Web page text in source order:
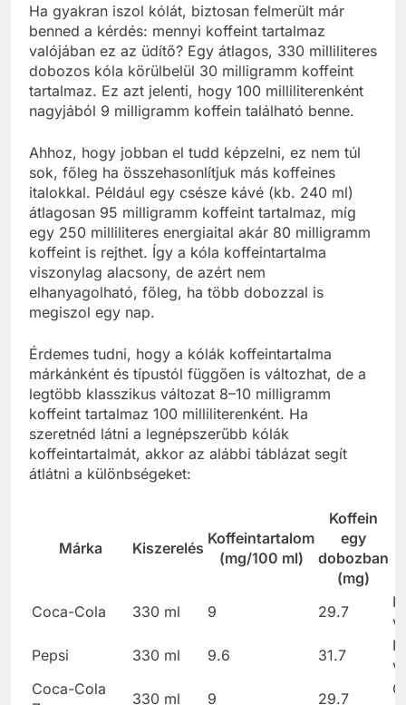
Ha gyakran iszol kólát, biztosan felmerült már
benned a kérdés: mennyi koffeint tartalmaz
valójában ez az üdítő? Egy átlagos, 330 milliliteres
dobozos kóla körülbelül 30 milligramm koffeint
tartalmaz. Ez azt jelenti, hogy 100 milliliterenként
nagyjából 9 milligramm koffein található benne.
Ahhoz, hogy jobban el tudd képzelni, ez nem túl
sok, főleg ha összehasonlítjuk más koffeines
italokkal. Például egy csésze kávé (kb. 240 ml)
átlagosan 95 milligramm koffeint tartalmaz, míg
egy 250 milliliteres energiaital akár 80 milligramm
koffeint is rejthet. Így a kóla koffeintartalma
viszonylag alacsony, de azért nem
elhanyagolható, főleg, ha több dobozzal is
megiszol egy nap.
Érdemes tudni, hogy a kólák koffeintartalma
márkánként és típustól függően is változhat, de a
legtöbb klasszikus változat 8–10 milligramm
koffeint tartalmaz 100 milliliterenként. Ha
szeretnéd látni a legnépszerűbb kólák
koffeintartalmát, akkor az alábbi táblázat segít
átlátni a különbségeket:
Márka Kiszerelés
Koffeintartalom
(mg/100 ml)
Koffein
egy
dobozban
(mg)
Coca-Cola 330 ml 9 29.7
Pepsi
330 ml 9.6 31.7
Coca-Cola
330 ml 9 29.7